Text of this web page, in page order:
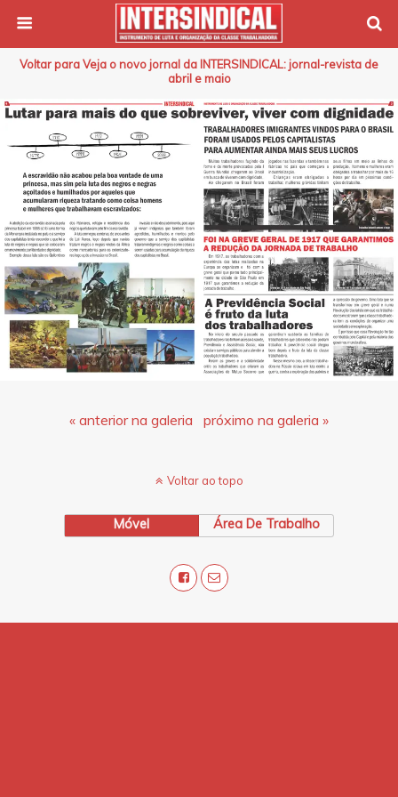
Voltar para Veja o novo jornal da INTERSINDICAL: jornal-revista de
abril e maio
« anterior na galeria próximo na galeria »
Voltar ao topo
Móvel Área De Trabalho